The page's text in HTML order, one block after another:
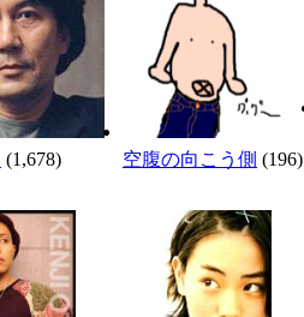
(1,678) 空腹の向こう側 (196)